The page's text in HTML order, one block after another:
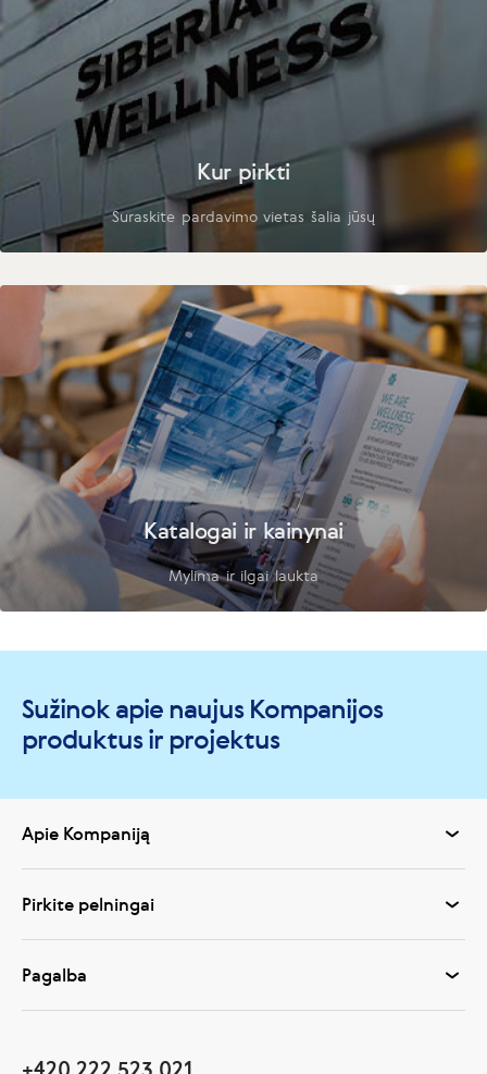
Kur pirkti
Suraskite pardavimo vietas šalia jūsų
Katalogai ir kainynai
Mylima ir ilgai laukta
Sužinok apie naujus Kompanijos
produktus ir projektus
Apie Kompaniją
Pirkite pelningai
Pagalba